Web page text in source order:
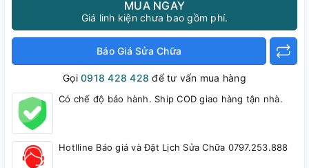
MUA NGAY
Giá linh kiện chưa bao gồm phí.
Báo Giá Sửa Chữa
Gọi0918 428 428 để tư vấn mua hàng
Có chế độ bảo hành. Ship COD giao hàng tận nhà.
Hotlline Báo giá và Đặt Lịch Sửa Chữa 0797.253.888